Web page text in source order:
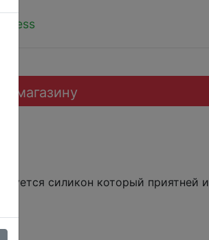
магазину
силикон который приятней и